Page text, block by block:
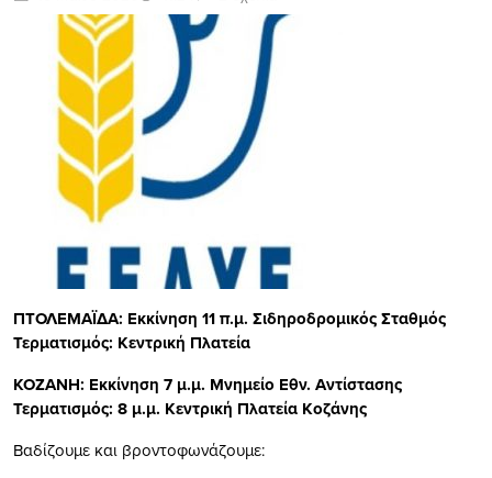
ΠΤΟΛΕΜΑΪΔΑ: Εκκίνηση 11 π.μ. Σιδηροδρομικός Σταθμός
Τερματισμός: Κεντρική Πλατεία
ΚΟΖΑΝΗ: Εκκίνηση 7 μ.μ. Μνημείο Εθν. Αντίστασης
Τερματισμός: 8 μ.μ. Κεντρική Πλατεία Κοζάνης
Βαδίζουμε και βροντοφωνάζουμε: